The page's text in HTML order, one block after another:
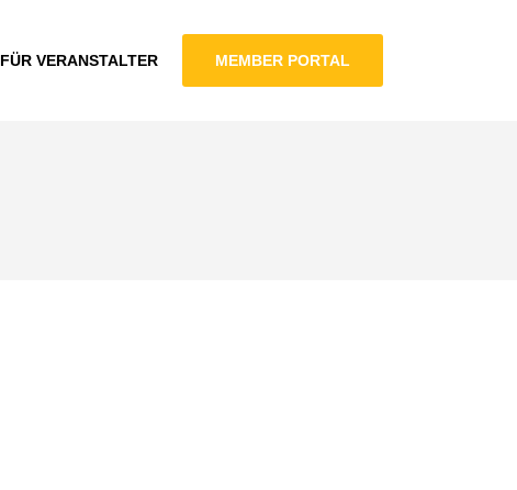
FÜR VERANSTALTER MEMBER PORTAL